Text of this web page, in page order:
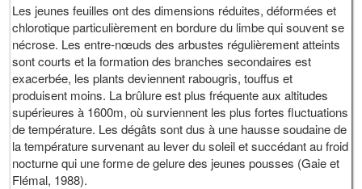
Les jeunes feuilles ont des dimensions réduites, déformées et
chlorotique particulièrement en bordure du limbe qui souvent se
nécrose. Les entre-nœuds des arbustes régulièrement atteints
sont courts et la formation des branches secondaires est
exacerbée, les plants deviennent rabougris, touffus et
produisent moins. La brûlure est plus fréquente aux altitudes
supérieures à 1600m, où surviennent les plus fortes fluctuations
de température. Les dégâts sont dus à une hausse soudaine de
la température survenant au lever du soleil et succédant au froid
nocturne qui une forme de gelure des jeunes pousses (Gaie et
Flémal, 1988).